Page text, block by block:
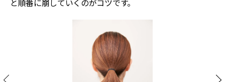
と順番に崩していくのがコツです。